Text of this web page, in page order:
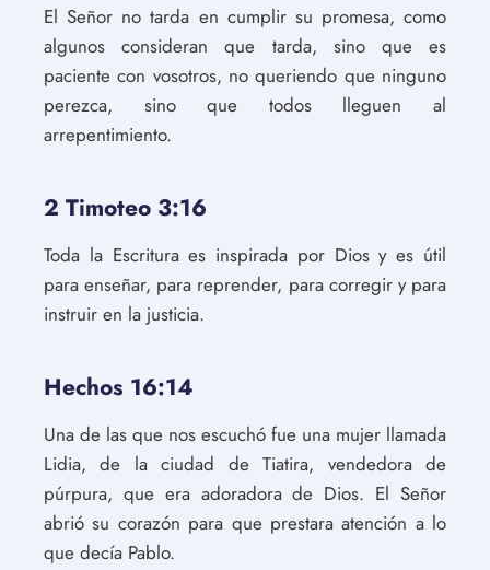
El Señor no tarda en cumplir su promesa, como
algunos consideran que tarda, sino que es
paciente con vosotros, no queriendo que ninguno
perezca, sino que todos lleguen al
arrepentimiento.
2 Timoteo 3:16
Toda la Escritura es inspirada por Dios y es útil
para enseñar, para reprender, para corregir y para
instruir en la justicia.
Hechos 16:14
Una de las que nos escuchó fue una mujer llamada
Lidia, de la ciudad de Tiatira, vendedora de
púrpura, que era adoradora de Dios. El Señor
abrió su corazón para que prestara atención a lo
que decía Pablo.